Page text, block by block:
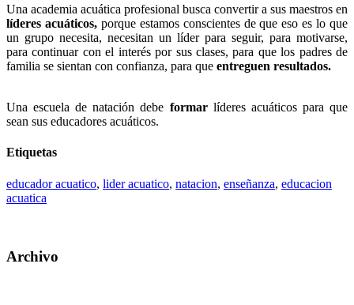
Una academia acuática profesional busca convertir a sus maestros en
líderes acuáticos,porque estamos conscientes de que eso es lo que
un grupo necesita, necesitan un líder para seguir, para motivarse,
para continuar con el interés por sus clases, para que los padres de
familia se sientan con confianza, para que entreguen resultados.
Una escuela de natación debe formarlíderes acuáticos para que
sean sus educadores acuáticos.
Etiquetas
educador acuatico, lider acuatico, natacion, enseñanza, educacion
acuatica
Archivo